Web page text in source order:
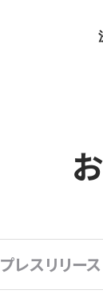
プレスリリース